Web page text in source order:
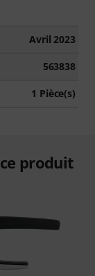
Avril 2023
563838
1 Pièce(s)
produit